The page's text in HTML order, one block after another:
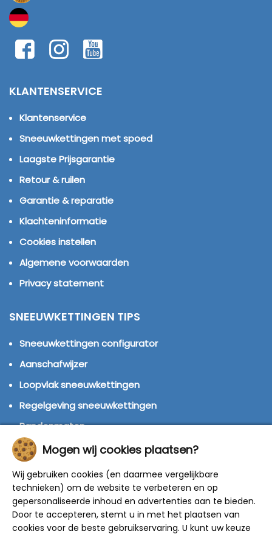
KLANTENSERVICE
Klantenservice
Sneeuwkettingen met spoed
Laagste Prijsgarantie
Retour & ruilen
Garantie & reparatie
Klachteninformatie
Cookies instellen
Algemene voorwaarden
Privacy statement
SNEEUWKETTINGEN TIPS
Sneeuwkettingen configurator
Aanschafwijzer
Loopvlak sneeuwkettingen
Regelgeving sneeuwkettingen
Bandenmaten
Montage handleidingen
Winterbanden
© 2014 - 2025 Sneeuwkettingen4u - Alle rechten
voorbehouden
Mogen wij cookies plaatsen?
Wij gebruiken cookies (en daarmee vergelijkbare
technieken) om de website te verbeteren en op
gepersonaliseerde inhoud en advertenties aan te bieden.
Door te accepteren, stemt u in met het plaatsen van
cookies voor de beste gebruikservaring. U kunt uw keuze